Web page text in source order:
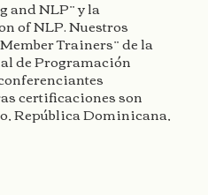
and NLP” yla
of NLP. Nuestros
Trainers” de la
de Programación
certificaciones son
República Dominicana,